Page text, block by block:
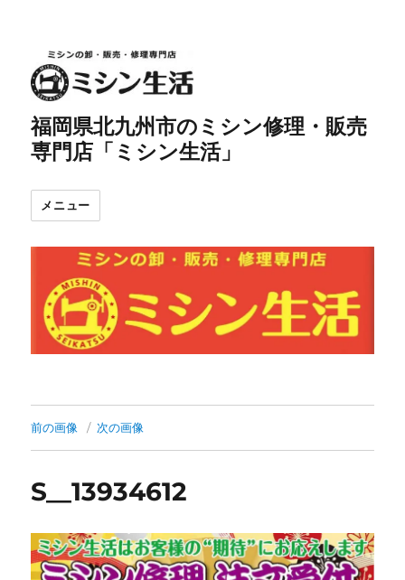
福岡県北九州市のミシン修理・販売
専門店「ミシン生活」
メニュー
前の画像 次の画像
S__13934612